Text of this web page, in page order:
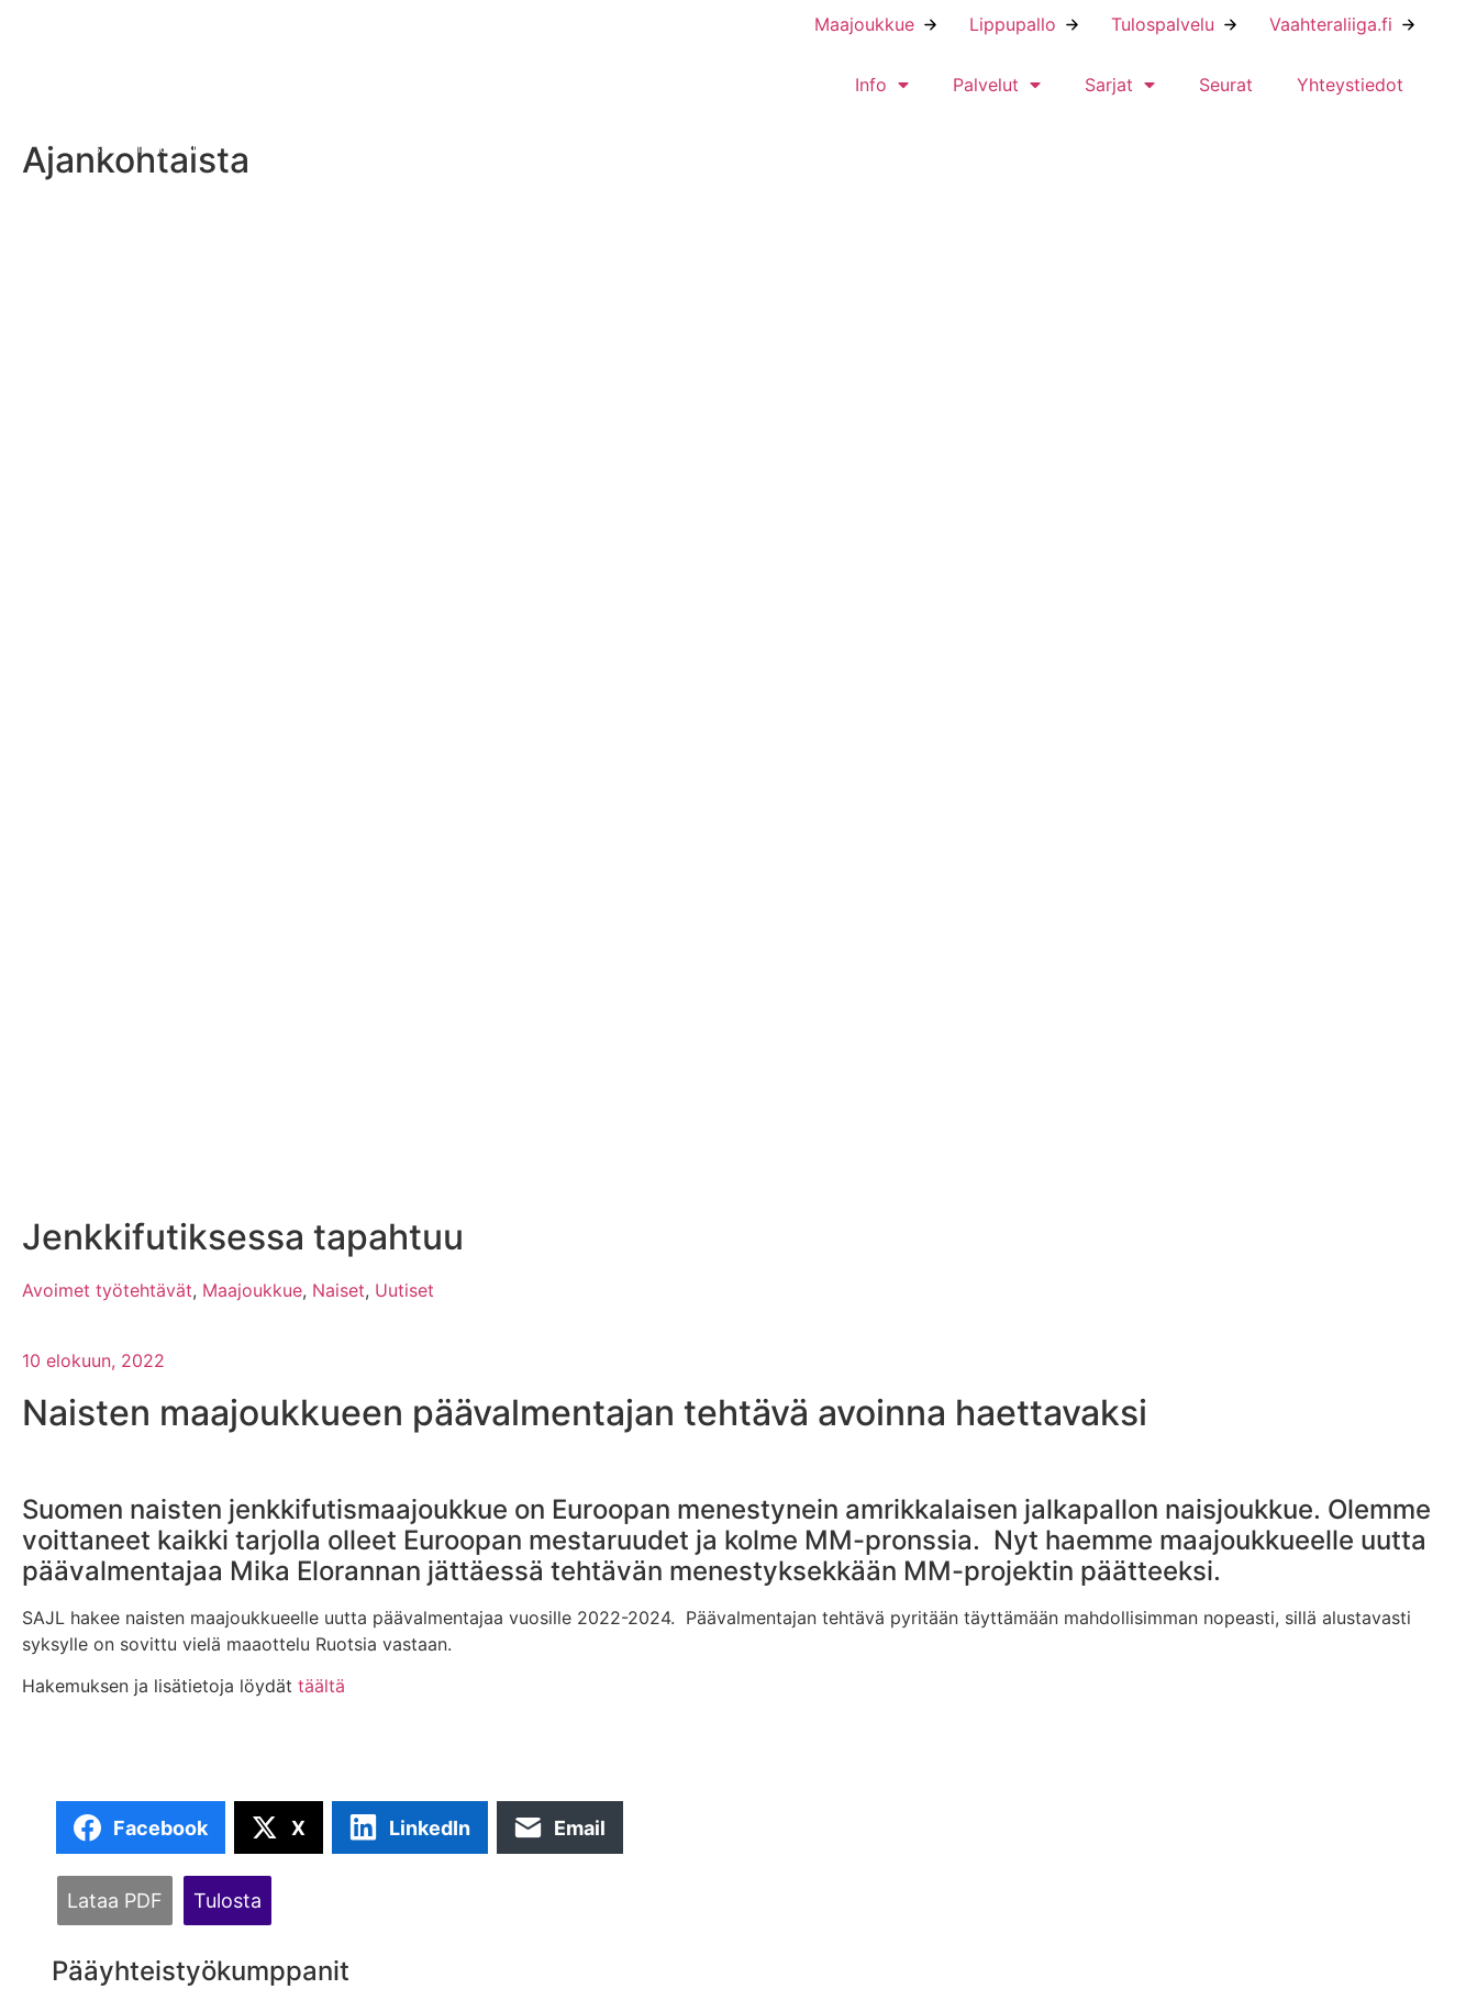
Maajoukkue Lippupallo Tulospalvelu Vaahteraliiga.fi
Info Palvelut Sarjat Seurat Yhteystiedot
Ajankohtaista
Naisten maajoukkueen päävalmentajan tehtävä avoinna
Jenkkifutiksessa tapahtuu
Avoimet työtehtävät, Maajoukkue, Naiset, Uutiset
10 elokuun, 2022
Naisten maajoukkueen päävalmentajan tehtävä avoinna haettavaksi
Suomen naisten jenkkifutismaajoukkue on Euroopan menestynein amrikkalaisen jalkapallon naisjoukkue. Olemme
voittaneet kaikki tarjolla olleet Euroopan mestaruudet ja kolme MM-pronssia. Nyt haemme maajoukkueelle uutta
päävalmentajaa Mika Elorannan jättäessä tehtävän menestyksekkään MM-projektin päätteeksi.
SAJL hakee naisten maajoukkueelle uutta päävalmentajaa vuosille 2022-2024. Päävalmentajan tehtävä pyritään täyttämään mahdollisimman nopeasti, sillä alustavasti
syksylle on sovittu vielä maaottelu Ruotsia vastaan.
Hakemuksen ja lisätietoja löydät täältä
Facebook X LinkedIn Email
Lataa PDF Tulosta
Pääyhteistyökumppanit